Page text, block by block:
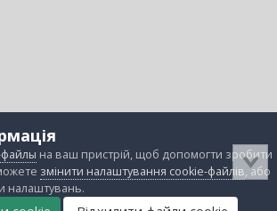
на ваш пристрій, щоб допомогти зробити
змінити налаштування cookie-файлів, або
налаштувань.